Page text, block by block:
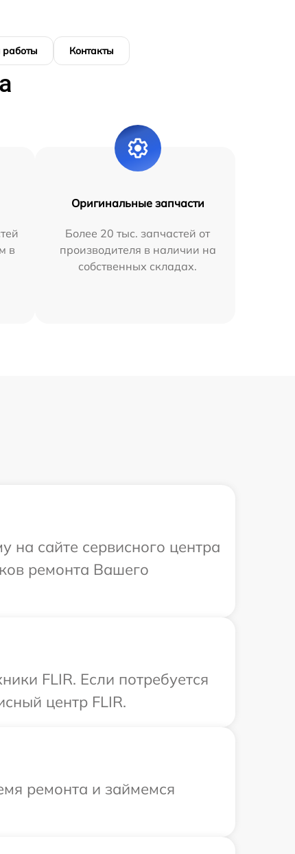
Контакты
в
Оригинальные запчасти
Более 20 тыс. запчастей от
производителя в наличии на
собственных складах.
на сайте сервисного центра
ремонта Вашего
FLIR. Если потребуется
центр FLIR.
ремонта и займемся